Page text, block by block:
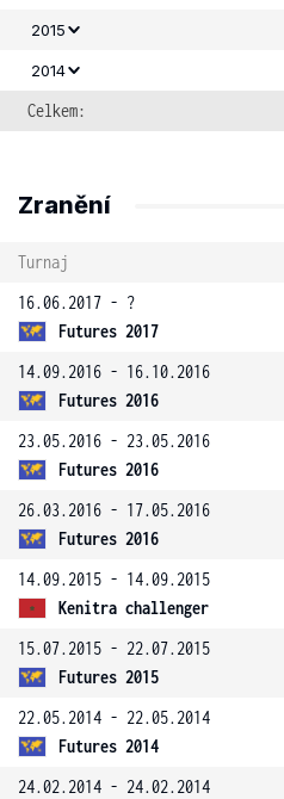
2015
2014
Celkem:
Zranění
Turnaj
16.06.2017 - ?
Futures 2017
14.09.2016 - 16.10.2016
Futures 2016
23.05.2016 - 23.05.2016
Futures 2016
26.03.2016 - 17.05.2016
Futures 2016
14.09.2015 - 14.09.2015
Kenitra challenger
15.07.2015 - 22.07.2015
Futures 2015
22.05.2014 - 22.05.2014
Futures 2014
24.02.2014 - 24.02.2014